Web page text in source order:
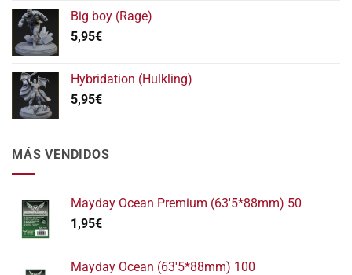
11,95€
Big boy (Rage)
5,95€
Hybridation (Hulkling)
5,95€
MÁS VENDIDOS
Mayday Ocean Premium (63'5*88mm) 50
1,95€
Mayday Ocean (63'5*88mm) 100